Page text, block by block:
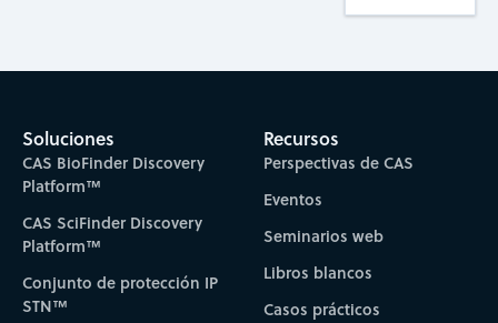
Soluciones
CAS BioFinder Discovery
Platform™
CAS SciFinder Discovery
Platform™
Conjunto de protección IP
STN™
Recursos
Perspectivas de CAS
Eventos
Seminarios web
Libros blancos
Casos prácticos